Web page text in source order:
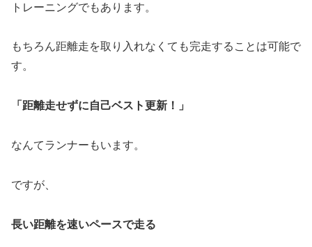
トレーニングでもあります。
もちろん距離走を取り入れなくても完走することは可能で
す。
「距離走せずに自己ベスト更新！」
なんてランナーもいます。
ですが、
長い距離を速いペースで走る